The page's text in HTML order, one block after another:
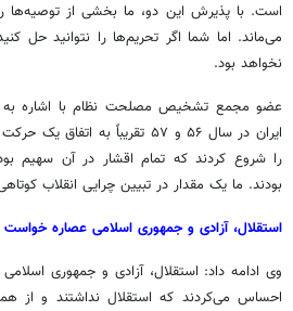
است. با پذیرش این دو، ما بخشی از توصیه‌ها
می‌ماند. اما شما اگر تحریم‌ها را نتوانید حل
نخواهد بود.
عضو مجمع تشخیص مصلحت نظام با اشاره به
ایران در سال ۵۶ و ۵۷ تقریباً به
را شروع کردند که تمام اقشار در آن سهیم
بودند. ما یک مقدار در تبیین چرایی انقلاب
استقلال، آزادی و جمهوری اسلامی عصاره خواست
وی ادامه داد: استقلال، آزادی و جمهوری
احساس می‌کردند که استقلال نداشتند و از